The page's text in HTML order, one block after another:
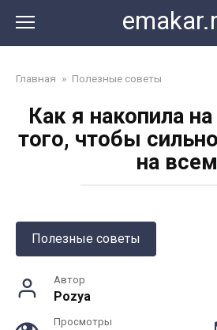
контенту
Главная » Полезные советы
Как я накопила
того, чтобы
на всем
Полезные советы
Автор
Pozya
Просмотры